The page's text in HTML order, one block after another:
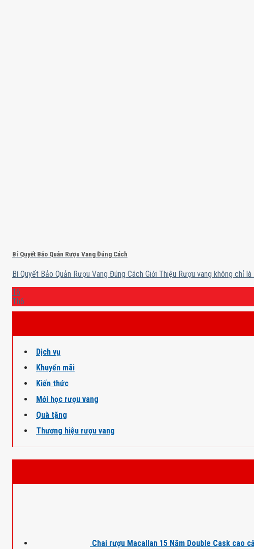
Bí Quyết Bảo Quản Rượu Vang Đúng Cách
Bí Quyết Bảo Quản Rượu Vang Đúng Cách Giới Thiệu Rượu vang không chỉ là
16
Th6
Dịch vụ
Khuyến mãi
Kiến thức
Mới học rượu vang
Quà tặng
Thương hiệu rượu vang
Chai rượu Macallan 15 Năm Double Cask cao